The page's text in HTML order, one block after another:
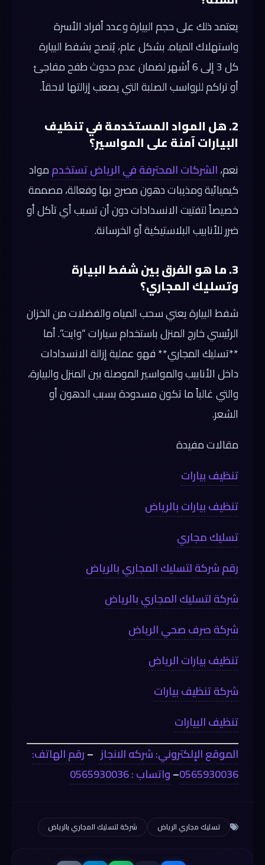
يعتمد ذلك على حجم البيارة وعدد أفراد الأسرة
واستهلاك المياه. بشكل عام، يُنصح بشفط البيارة
كل 3 إلى 6 أشهر لضمان عدم حدوث طفح مفاجئ
أو تراكم للرواسب الصلبة التي يصعب إزالتها لاحقاً.
2. هل المواد المستخدمة في تنظيف
البيارات آمنة على المواسير؟
نعم،الشركات المحترفة في الرياض تستخدممواد
كيميائية ومذيبات دهون مصرح بها وفعالة، مصممة
خصيصاً لتفتيت الانسدادات دون أن تسبب أي تآكل أو
ضرر للأنابيب البلاستيكية أو الخرسانة.
3. ما هو الفرق بين شفط البيارة
وتسليك المجاري؟
شفط البيارة يعني سحب المياه والفضلات من الخزان
الرئيسي خارج المنزل باستخدام سيارات “وايت”. أما
**تسليك المجاري** فهو عملية إزالة الانسدادات
داخل الأنابيب والمواسير الموصلة بين المنزل والبيارة،
والتي غالباً ما تكون مسدودة بسبب الدهون أو
الشعر.
مقالات مفيدة
تنظيف بيارات
تنظيف بيارات بالرياض
تسليك مجاري
رقم شركة لتسليك المجاري بالرياض
شركة لتسليك المجاري بالرياض
شركة صرف صحي الرياض
تنظيف بيارات الرياض
شركة تنظيف بيارات
تنظيف البيارات
الموقع الإلكتروني: شركه الانجاز –رقم الهاتف:
0565930036
–واتساب : 0565930036
تسليك مجاري الرياض شركة لتسليك المجاري بالرياض